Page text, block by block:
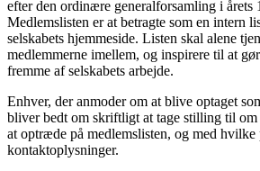
efter den ordinære generalforsamling i årets
Medlemslisten er at betragte som en intern
selskabets hjemmeside. Listen skal alene
medlemmerne imellem, og inspirere til at
fremme af selskabets arbejde.
Enhver, der anmoder om at blive optaget
bliver bedt om skriftligt at tage stilling til om
at optræde på medlemslisten, og med hvilke
kontaktoplysninger.